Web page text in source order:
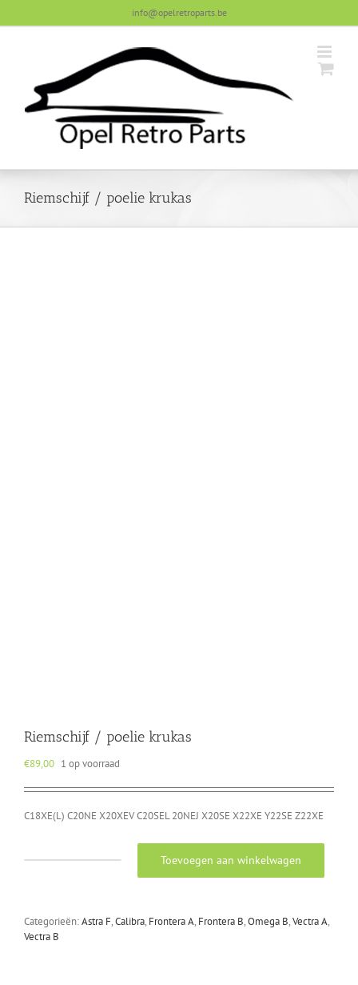
info@opelretroparts.be
Riemschijf / poelie krukas
Riemschijf / poelie krukas
€89,00 1 op voorraad
C18XE(L) C20NE X20XEV C20SEL 20NEJ X20SE X22XE Y22SE Z22XE
aantal
Toevoegen aan winkelwagen
Categorieën:Astra F,Calibra, Frontera A, Frontera B,Omega B,Vectra A,
Vectra B